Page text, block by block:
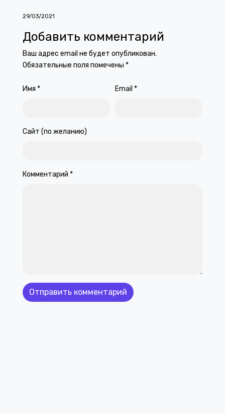
29/03/2021
Добавить комментарий
Ваш адрес email не будет опубликован.
Обязательные поля помечены *
Имя * Email *
Сайт (по желанию)
Комментарий *